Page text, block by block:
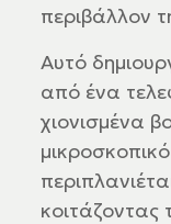
περιβάλλον
Αυτό
από ένα
χιονισμένα
κοιτάζοντας